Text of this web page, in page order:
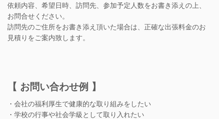
依頼内容、希望日時、訪問先、参加予定人数をお書き添えの上、
お問合せください。
訪問先のご住所をお書き添え頂いた場合は、正確な出張料金のお
見積りをご案内致します。
【 お問い合わせ例 】
・会社の福利厚生で健康的な取り組みをしたい
・学校の行事や社会学級として取り入れたい